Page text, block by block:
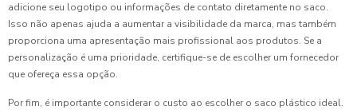
adicione seu logotipo ou informações de contato diretamente no saco.
Isso não apenas ajuda a aumentar a visibilidade da marca, mas também
proporciona uma apresentação mais profissional aos produtos. Se a
personalização é uma prioridade, certifique-se de escolher um fornecedor
que ofereça essa opção.
Por fim, é importante considerar o custo ao escolher o saco plástico ideal.